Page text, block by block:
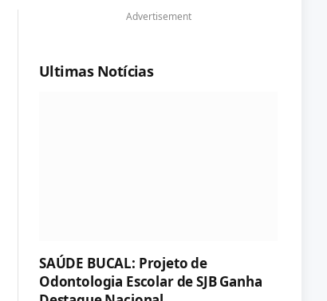
Advertisement
Ultimas Notícias
SAÚDE BUCAL: Projeto de
Odontologia Escolar de SJB Ganha